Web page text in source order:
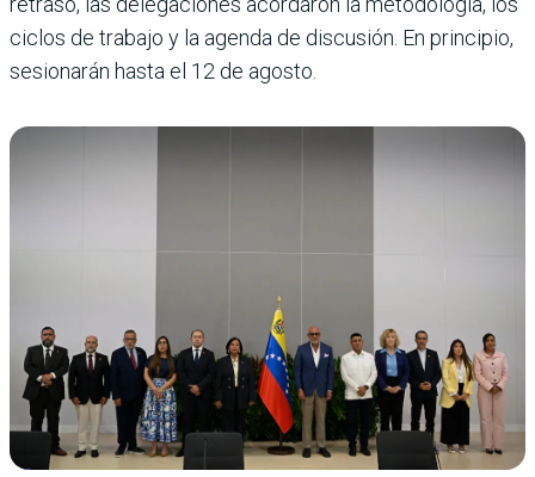
ciclos de trabajo y la agenda de discusión. En principio,
sesionarán hasta el 12 de agosto.